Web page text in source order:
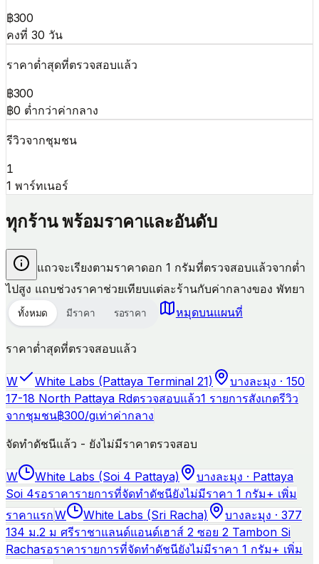
฿300
คงที่ 30 วัน
ราคาต่ำสุดที่ตรวจสอบแล้ว
฿300
฿0 ต่ำกว่าค่ากลาง
รีวิวจากชุมชน
1
1 พาร์ทเนอร์
ทุกร้าน พร้อมราคาและอันดับ
แถวจะเรียงตามราคาดอก 1 กรัมที่ตรวจสอบแล้วจากต่ำ
ไปสูง แถบช่วงราคาช่วยเทียบแต่ละร้านกับค่ากลางของ พัทยา
ทั้งหมด มีราคา รอราคา หมุดบนแผนที่
ราคาต่ำสุดที่ตรวจสอบแล้ว
W White Labs (Pattaya Terminal 21)
บางละมุง · 150
17-18 North Pattaya Rdตรวจสอบแล้ว1 รายการสังเกตรีวิว
จากชุมชน฿300/gเท่าค่ากลาง
จัดทำดัชนีแล้ว - ยังไม่มีราคาตรวจสอบ
W White Labs (Soi 4 Pattaya)
บางละมุง · Pattaya
Soi 4รอราคารายการที่จัดทำดัชนียังไม่มีราคา 1 กรัม+ เพิ่ม
ราคาแรกW White Labs (Sri Racha)
บางละมุง · 377
134 ม.2 ม ศรีราชาแลนด์แอนด์เฮาส์ 2 ซอย 2 Tambon Si
Rachaรอราคารายการที่จัดทำดัชนียังไม่มีราคา 1 กรัม+ เพิ่ม